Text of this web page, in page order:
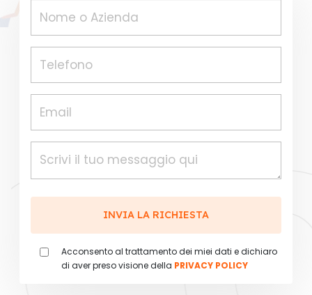
Acconsento al trattamento dei miei dati e dichiaro
di aver preso visione della PRIVACY POLICY